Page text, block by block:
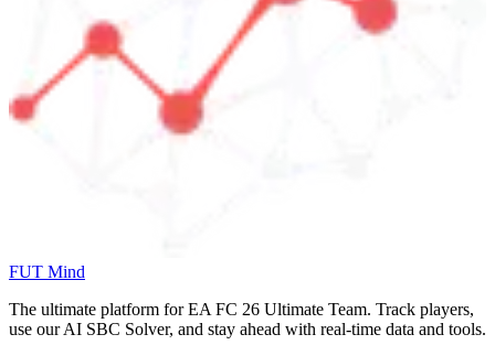
FUT Mind
The ultimate platform for EA FC 26 Ultimate Team. Track players,
use our AI SBC Solver, and stay ahead with real-time data and tools.